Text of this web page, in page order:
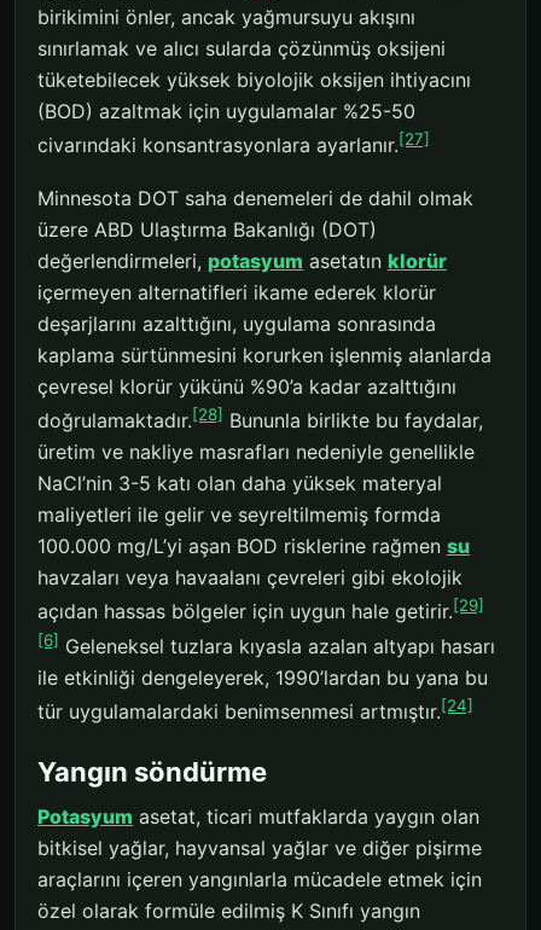
birikimini önler, ancak yağmursuyu akışını
sınırlamak ve alıcı sularda çözünmüş oksijeni
tüketebilecek yüksek biyolojik oksijen ihtiyacını
(BOD) azaltmak için uygulamalar %25-50
civarındaki konsantrasyonlara ayarlanır.[27]
Minnesota DOT saha denemeleri de dahil olmak
üzere ABD Ulaştırma Bakanlığı (DOT)
değerlendirmeleri, potasyum asetatın klorür
içermeyen alternatifleri ikame ederek klorür
deşarjlarını azalttığını, uygulama sonrasında
kaplama sürtünmesini korurken işlenmiş alanlarda
çevresel klorür yükünü %90’a kadar azalttığını
doğrulamaktadır.[28] Bununla birlikte bu faydalar,
üretim ve nakliye masrafları nedeniyle genellikle
NaCl’nin 3-5 katı olan daha yüksek materyal
maliyetleri ile gelir ve seyreltilmemiş formda
100.000 mg/L’yi aşan BOD risklerine rağmen su
havzaları veya havaalanı çevreleri gibi ekolojik
açıdan hassas bölgeler için uygun hale getirir.[29]
[6] Geleneksel tuzlara kıyasla azalan altyapı hasarı
ile etkinliği dengeleyerek, 1990’lardan bu yana bu
tür uygulamalardaki benimsenmesi artmıştır.[24]
Yangın söndürme
Potasyum asetat, ticari mutfaklarda yaygın olan
bitkisel yağlar, hayvansal yağlar ve diğer pişirme
araçlarını içeren yangınlarla mücadele etmek için
özel olarak formüle edilmiş K Sınıfı yangın